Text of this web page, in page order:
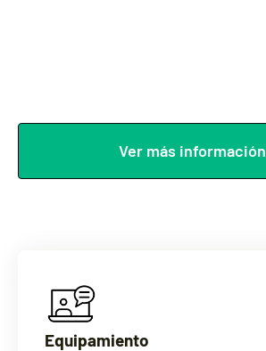
Ver más información
Equipamiento